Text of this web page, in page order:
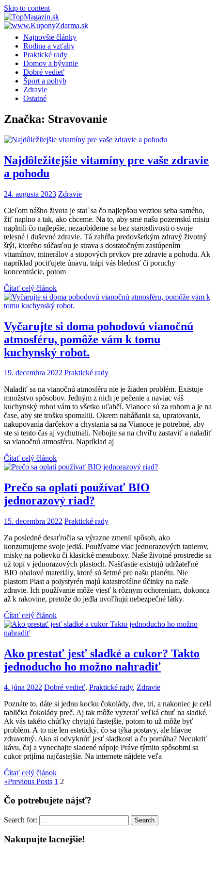
Skip to content
Najnovšie články
Rodina a vzťahy
Praktické rady
Domov a bývanie
Dobré vedieť
Šport a pohyb
Zdravie
Ostatné
Značka: Stravovanie
Najdôležitejšie vitamíny pre vaše zdravie
a pohodu
24. augusta 2023 Zdravie
Cieľom nášho života je stať sa čo najlepšou verziou seba samého,
žiť naplno a tak, ako chceme. Na to, aby sme našu pozemskú misiu
naplnili čo najlepšie, nezaobídeme sa bez starostlivosti o svoje
telesné i duševné zdravie. Tá zahŕňa predovšetkým zdravý životný
štýl, ktorého súčasťou je strava s dostatočným zastúpením
vitamínov, minerálov a stopových prvkov pre zdravie a pohodu. Ak
napríklad pociťujete únavu, trápi vás bledosť či poruchy
koncentrácie, potom
Čítať celý článok
Vyčarujte si doma pohodovú vianočnú
atmosféru, pomôže vám k tomu
kuchynský robot.
19. decembra 2022 Praktické rady
Naladiť sa na vianočnú atmosféru nie je žiaden problém. Existuje
množstvo spôsobov. Jedným z nich je pečenie a naviac váš
kuchynský robot vám to všetko uľahčí. Vianoce sú za rohom a je na
čase, aby ste trošku spomalili. Okrem naháňania sa, upratovania,
nakupovania darčekov a chystania sa na Vianoce je potrebné, aby
ste si tento čas aj vychutnali. Nebojte sa na chvíľu zastaviť a naladiť
sa vianočnú atmosféru. Napríklad aj
Čítať celý článok
Prečo sa oplatí používať BIO
jednorazový riad?
15. decembra 2022 Praktické rady
Za posledné desaťročia sa výrazne zmenil spôsob, ako
konzumujeme svoje jedlá. Používame viac jednorazových tanierov,
misky na polievku či klasické menuboxy. Naše životné prostredie sa
už topí v jednorazových plastoch. Našťastie existujú udržateľné
BIO obalové materiály, ktoré sú šetrné pre našu planétu. Nie
plastom Plast a polystyrén majú katastrofálne účinky na naše
zdravie. Ich používanie môže viesť k rôznym ochoreniam, dokonca
až k rakovine, pretože do jedla uvoľňujú nebezpečné látky.
Čítať celý článok
Ako prestať jesť sladké a cukor? Takto
jednoducho ho možno nahradiť
4. júna 2022 Dobré vedieť, Praktické rady, Zdravie
Poznáte to, dáte si jednu kocku čokolády, dve, tri, a nakoniec je celá
tablička čokolády preč. Aj tak môže vyzerať veľká chuť na sladké.
Ak vás takéto chúťky chytajú častejšie, potom to už môže byť
problém. A to nie len estetický, čo sa týka postavy, ale hlavne
zdravotný. Ako si odvyknúť jesť sladkosti a čo pomáha? Necukriť
kávu, čaj a vynechajte sladené nápoje Práve týmito spôsobmi sa
cukor prijíma najčastejšie. Na internete nájdete veľa
Čítať celý článok
«Previous Posts 1 2
Čo potrebujete nájsť?
Search for: Search
Nakupujte lacnejšie!